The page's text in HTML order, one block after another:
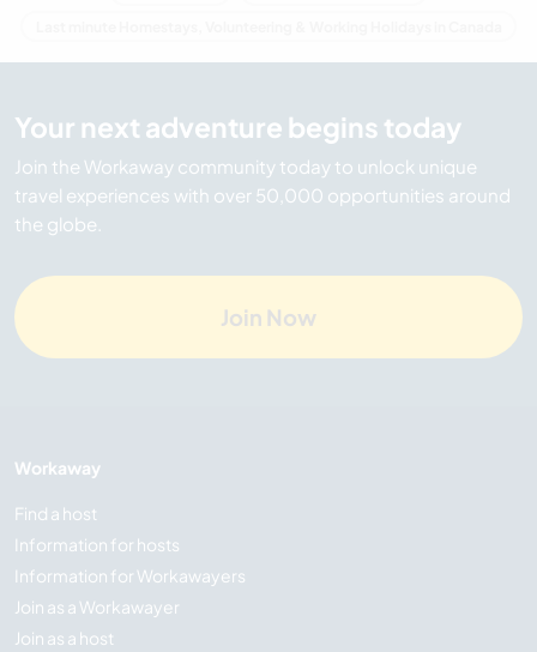
Your next adventure begins today
Join the Workaway community today to unlock unique
travel experiences with over 50,000 opportunities around
the globe.
Join Now
Workaway
Find a host
Information for hosts
Information for Workawayers
Join as a Workawayer
Join as a host